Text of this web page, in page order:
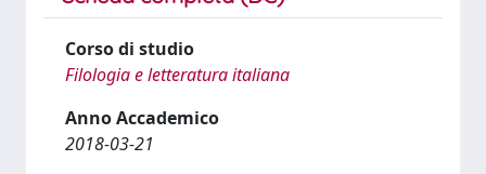
Corso di studio
Filologia e letteratura italiana
Anno Accademico
2018-03-21